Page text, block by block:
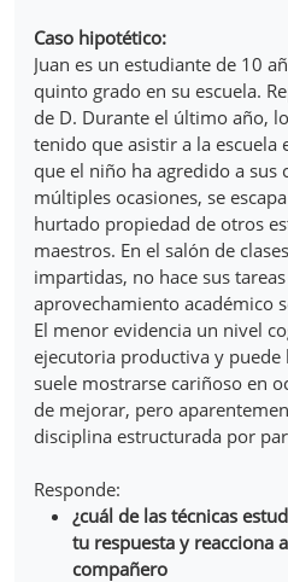
Caso hipotético:
Juan es un estudiante de 10
quinto grado en su escuela.
de D. Durante el último año,
tenido que asistir a la escuela
que el niño ha agredido a sus
múltiples ocasiones, se
hurtado propiedad de otros
maestros. En el salón de
impartidas, no hace sus
aprovechamiento académico
El menor evidencia un nivel
ejecutoria productiva y puede
suele mostrarse cariñoso en
de mejorar, pero
disciplina estructurada por
Responde:
¿cuál de las técnicas
tu respuesta y reacciona
compañero